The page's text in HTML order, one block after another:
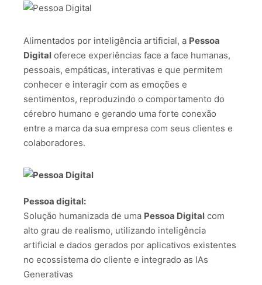
Alimentados por inteligência artificial, a Pessoa
Digital oferece experiências face a face humanas,
pessoais, empáticas, interativas e que permitem
conhecer e interagir com as emoções e
sentimentos, reproduzindo o comportamento do
cérebro humano e gerando uma forte conexão
entre a marca da sua empresa com seus clientes e
colaboradores.
Pessoa digital:
Solução humanizada de uma Pessoa Digital com
alto grau de realismo, utilizando inteligência
artificial e dados gerados por aplicativos existentes
no ecossistema do cliente e integrado as IAs
Generativas